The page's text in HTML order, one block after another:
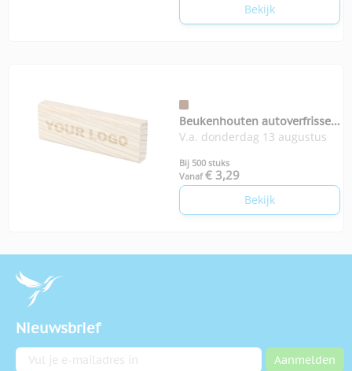
Bekijk
Beukenhouten autoverfrisser
Kezia
V.a. donderdag 13 augustus
Bij 500 stuks
Vanaf € 3,29
Bekijk
Nieuwsbrief
E-mailadres Aanmelden